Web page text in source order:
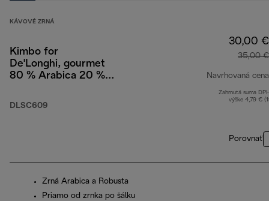
KÁVOVÉ ZRNÁ
Kimbo for
De'Longhi, gourmet
80 % Arabica 20 %
DLSC609
30,00 €
35,00 €
Navrhovaná cena
Zahrnutá suma
výške 4,79 €
Porovnať
Zrná Arabica a Robusta
Priamo od zrnka po šálku